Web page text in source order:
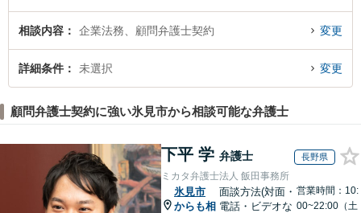
相談無料で顧問弁護士契約を法律相談できる氷見市内の弁護士に相談予約した
い』などでお困りの相談者さんにおすすめです。
相談内容 企業法務、顧問弁護士契約 変更
詳細条件 未選択 変更
顧問弁護士契約に強い氷見市から相談可能な弁護士
下平 学 弁護士 長野県
ミカタ弁護士法人 飯田事務所
氷見市
からも相
面談方法(対面・
電話・ビデオな
営業時間：10:
00~22:00（土